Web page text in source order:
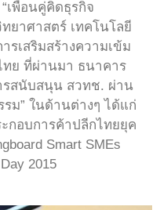
เพื่อนคู่คิดธุรกิจ
ยาศาสตร์ เทคโนโลยี
รเสริมสร้างความเข้ม
ทย ที่ผ่านมา ธนาคาร
รสนับสนุน สวทช. ผ่าน
ม” ในด้านต่างๆ ได้แก่
กอบการค้าปลีกไทยยุค
Smart SMEs
2015